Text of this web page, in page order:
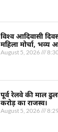
विश्व आदिवासी
महिला मोर्चा,
August 5, 2026
पूर्व रेलवे की माल
करोड़ का राजस्व।
August 5, 2026